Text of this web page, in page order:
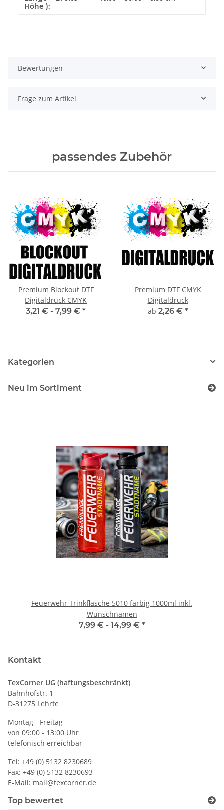
Höhe ):
Bewertungen
Frage zum Artikel
passendes Zubehör
Premium Blockout DTF
Digitaldruck CMYK
3,21 € - 7,99 € *
Premium DTF CMYK
Digitaldruck
ab 2,26 € *
Kategorien
Neu im Sortiment
Feuerwehr Trinkflasche 5010 farbig 1000ml inkl.
Wunschnamen
7,99 € - 14,99 € *
Kontakt
TexCorner UG (haftungsbeschränkt)
Bahnhofstr. 1
D-31275 Lehrte
Montag - Freitag
von 09:00 - 13:00 Uhr
telefonisch erreichbar
Tel: +49 (0) 5132 8230689
Fax: +49 (0) 5132 8230693
E-Mail: mail@texcorner.de
Top bewertet